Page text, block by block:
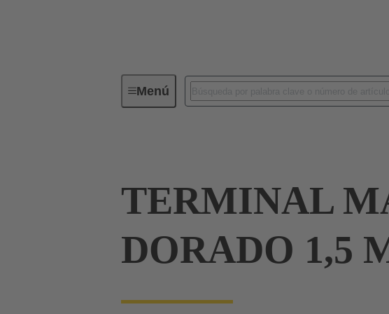
MenúConectores industriales / Han®
TERMINAL
DORADO 1,5